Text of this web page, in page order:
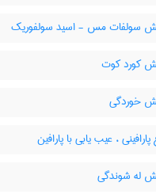
سولفات مس - اسید سولفوریک
کورد کوت
خوردگی
، عیب یابی با پارافین
له شوندگی